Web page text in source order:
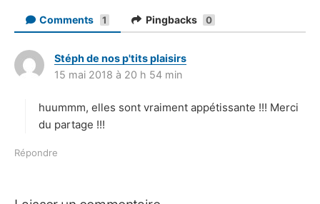
Comments 1 Pingbacks 0
Stéph de nos p'tits plaisirs
15 mai 2018 à 20 h 54 min
huummm, elles sont vraiment appétissante !!! Merci
du partage !!!
Répondre